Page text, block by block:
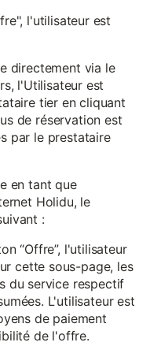
l'utilisateur est
directement via le
l'Utilisateur est
tier en cliquant
de réservation est
par le prestataire
en tant que
Holidu, le
:
“Offre”, l'utilisateur
cette sous-page, les
du service respectif
L'utilisateur est
de paiement
de l'offre.